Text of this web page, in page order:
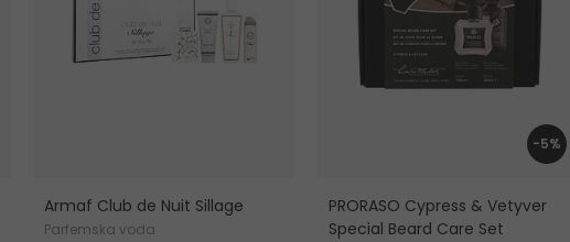
Armaf Club de Nuit Sillage
Parfemska voda
-5%
PRORASO Cypress & Vetyver
Special Beard Care Set